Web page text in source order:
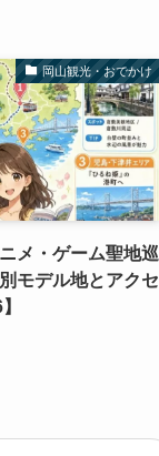
岡山観光・おでかけ
メ・ゲーム聖地巡
モデル地とアクセ